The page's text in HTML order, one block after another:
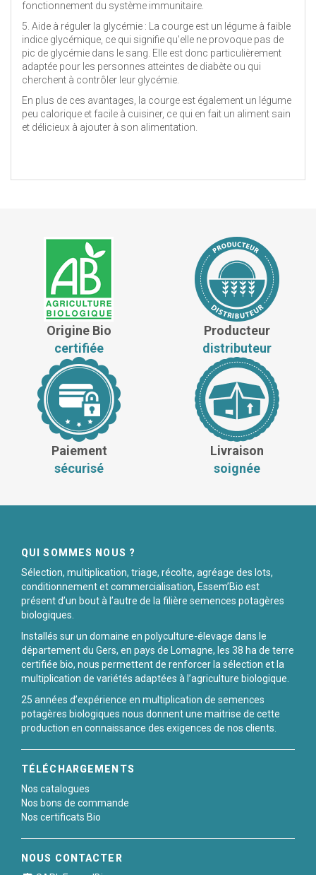
fonctionnement du système immunitaire.
5. Aide à réguler la glycémie : La courge est un légume à faible
indice glycémique, ce qui signifie qu'elle ne provoque pas de
pic de glycémie dans le sang. Elle est donc particulièrement
adaptée pour les personnes atteintes de diabète ou qui
cherchent à contrôler leur glycémie.
En plus de ces avantages, la courge est également un légume
peu calorique et facile à cuisiner, ce qui en fait un aliment sain
et délicieux à ajouter à son alimentation.
Origine Bio
certifiée
Producteur
distributeur
Paiement
sécurisé
Livraison
soignée
QUI SOMMES NOUS ?
Sélection, multiplication, triage, récolte, agréage des lots,
conditionnement et commercialisation, Essem’Bio est
présent d’un bout à l’autre de la filière semences potagères
biologiques.
Installés sur un domaine en polyculture-élevage dans le
département du Gers, en pays de Lomagne, les 38 ha de terre
certifiée bio, nous permettent de renforcer la sélection et la
multiplication de variétés adaptées à l’agriculture biologique.
25 années d’expérience en multiplication de semences
potagères biologiques nous donnent une maitrise de cette
production en connaissance des exigences de nos clients.
TÉLÉCHARGEMENTS
Nos catalogues
Nos bons de commande
Nos certificats Bio
NOUS CONTACTER